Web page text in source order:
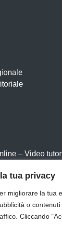
tua privacy
migliorare la tua
o
Cliccando
– Video
Albo
di accessibilità
Feedback
UNINETTUNO